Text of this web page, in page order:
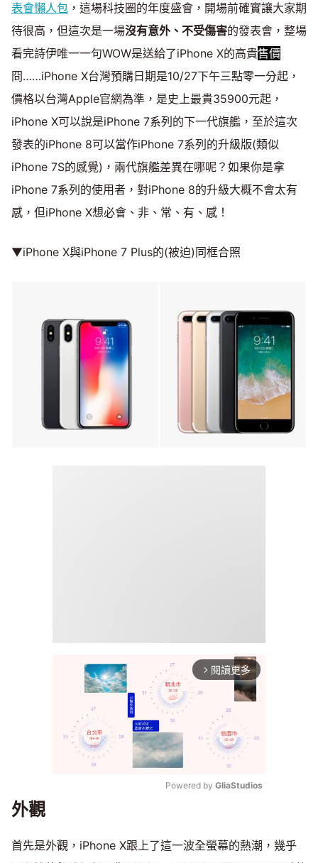
表會懶人包 ，這場科技圈的年度盛會，開場前確實讓大家期
待很高，但這次是一場沒有意外、不受傷害的發表會，整場
看完詩伊唯一一句WOW是送給了iPhone X的高貴售價
冏……iPhone X台灣預購日期是10/27下午三點零一分起，
價格以台灣Apple官網為準，是史上最貴35900元起，
iPhone X可以說是iPhone 7系列的下一代旗艦，至於這次
發表的iPhone 8可以當作iPhone 7系列的升級版(類似
iPhone 7S的感覺)，兩代旗艦差異在哪呢？如果你是拿
iPhone 7系列的使用者，對iPhone 8的升級大概不會太有
感，但iPhone X想必會、非、常、有、感！
▼iPhone X與iPhone 7 Plus的(被迫)同框合照
arrow_forward_ios 閱讀更多
Powered by GliaStudios
外觀
首先是外觀，iPhone X跟上了這一波全螢幕的熱潮，幾乎